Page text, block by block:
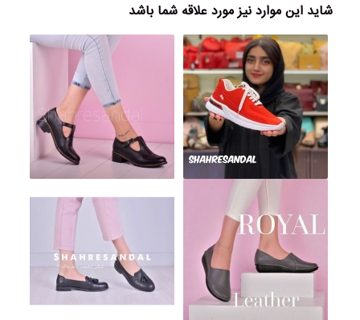
شاید این موارد نیز مورد علاقه شما باشد